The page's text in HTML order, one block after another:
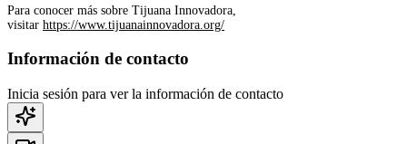
Para conocer más sobre Tijuana Innovadora,
visitar https://www.tijuanainnovadora.org/
Información de contacto
Inicia sesión para ver la información de contacto